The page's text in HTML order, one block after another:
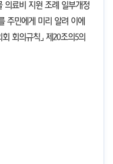
의료비 지원 조례 일부개정
주민에게 미리 알려 이에
회의규칙⌟ 제 20조의5의